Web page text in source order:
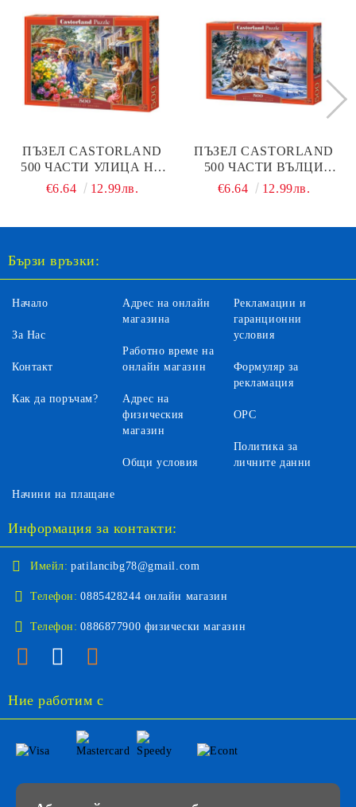
ПЪЗЕЛ CASTORLAND
500 ЧАСТИ УЛИЦА НА
МЕЧТИТЕ 53438
€6.64 12.99лв.
ПЪЗЕЛ CASTORLAND
500 ЧАСТИ ВЪЛЦИ
53049
€6.64 12.99лв.
Бързи връзки:
Начало
За Нас
Контакт
Как да поръчам?
Адрес на онлайн
магазина
Работно време на
онлайн магазин
Адрес на
физическия
магазин
Общи условия
Рекламации и
гаранционни
условия
Формуляр за
рекламация
ОРС
Политика за
личните данни
Начини на плащане
Информация за контакти:
Имейл: patilancibg78@gmail.com
Телефон: 0885428244 онлайн магазин
Телефон: 0886877900 физически магазин
Ние работим с